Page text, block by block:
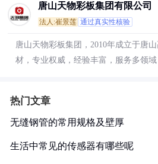
唐山天物彩板集团有限公司
法人:崔景莲 通过真实性核验
唐山天物彩板集团，2010年成立于唐
材，专业权威，经验丰富，服务多领域
热门文章
无缝钢管的常用规格及壁厚
生活中常见的传感器有哪些呢